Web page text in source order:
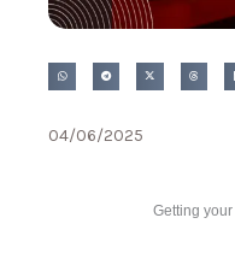
04/06/2025
Getting your